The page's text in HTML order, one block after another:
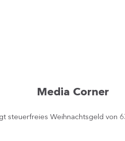
Media Corner
steuerfreies Weihnachtsgeld von